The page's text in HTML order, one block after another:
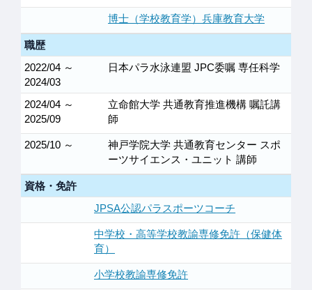
博士（学校教育学）兵庫教育大学
職歴
2022/04 ～
2024/03
日本パラ水泳連盟 JPC委嘱 専任科学
2024/04 ～
2025/09
立命館大学 共通教育推進機構 嘱託講
師
2025/10 ～
神戸学院大学 共通教育センター スポ
ーツサイエンス・ユニット 講師
資格・免許
JPSA公認パラスポーツコーチ
中学校・高等学校教諭専修免許（保健体
育）
小学校教諭専修免許